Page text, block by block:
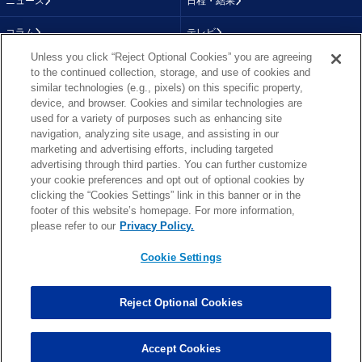
コラム テレビ
画像
About NFL
More NFL 特集
TOP お問い合わせ FAQ
PHOTO BY AP Images / PHOTO BY Getty Images
Unless you click “Reject Optional Cookies” you are agreeing
to the continued collection, storage, and use of cookies and
similar technologies (e.g., pixels) on this specific property,
device, and browser. Cookies and similar technologies are
used for a variety of purposes such as enhancing site
navigation, analyzing site usage, and assisting in our
marketing and advertising efforts, including targeted
advertising through third parties. You can further customize
your cookie preferences and opt out of optional cookies by
clicking the “Cookies Settings” link in this banner or in the
footer of this website’s homepage. For more information,
please refer to our Privacy Policy.
Cookie Settings
Reject Optional Cookies
Accept Cookies